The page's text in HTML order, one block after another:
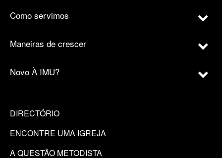
Como servimos
Maneiras de crescer
Novo À IMU?
DIRECTÓRIO
ENCONTRE UMA IGREJA
A QUESTÃO METODISTA